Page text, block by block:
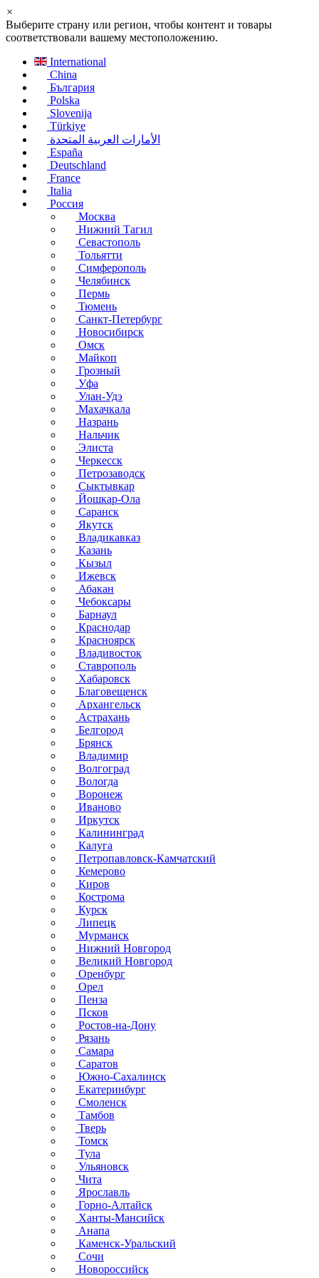
×
Выберите страну или регион, чтобы контент и товары
соответствовали вашему местоположению.
International
China
България
Polska
Slovenija
Türkiye
الأمارات العربية المتحدة
España
Deutschland
France
Italia
Россия
Москва
Нижний Тагил
Севастополь
Тольятти
Симферополь
Челябинск
Пермь
Тюмень
Санкт-Петербург
Новосибирск
Омск
Майкоп
Грозный
Уфа
Улан-Удэ
Махачкала
Назрань
Нальчик
Элиста
Черкесск
Петрозаводск
Сыктывкар
Йошкар-Ола
Саранск
Якутск
Владикавказ
Казань
Кызыл
Ижевск
Абакан
Чебоксары
Барнаул
Краснодар
Красноярск
Владивосток
Ставрополь
Хабаровск
Благовещенск
Архангельск
Астрахань
Белгород
Брянск
Владимир
Волгоград
Вологда
Воронеж
Иваново
Иркутск
Калининград
Калуга
Петропавловск-Камчатский
Кемерово
Киров
Кострома
Курск
Липецк
Мурманск
Нижний Новгород
Великий Новгород
Оренбург
Орел
Пенза
Псков
Ростов-на-Дону
Рязань
Самара
Саратов
Южно-Сахалинск
Екатеринбург
Смоленск
Тамбов
Тверь
Томск
Тула
Ульяновск
Чита
Ярославль
Горно-Алтайск
Ханты-Мансийск
Анапа
Каменск-Уральский
Сочи
Новороссийск